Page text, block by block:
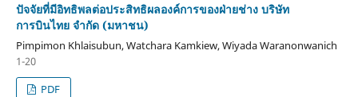
ปัจจัยที่มีอิทธิพลต่อประสิทธิผลองค์การของฝ่ายช่าง บริษัท
การบินไทย จำกัด (มหาชน)
Pimpimon Khlaisubun, Watchara Kamkiew, Wiyada Waranonwanich
1-20
PDF